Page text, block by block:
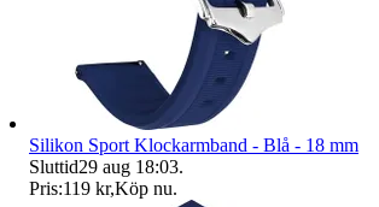
Silikon Sport Klockarmband - Blå - 18 mm
Sluttid29 aug 18:03.
Pris:119 kr,Köp nu.